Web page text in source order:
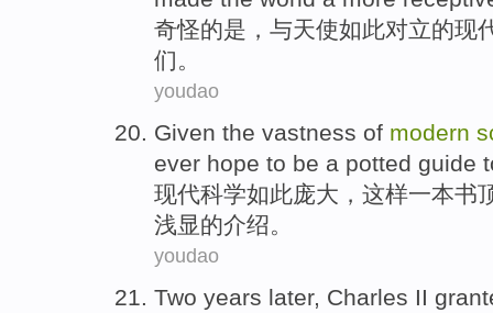
奇怪的是， 与天使如此对立的现
们。
youdao
Given the vastness of modern
ever hope to be a potted guide
现代科学如此庞大 ， 这样一本书
浅显的介绍。
youdao
Two years later, Charles II